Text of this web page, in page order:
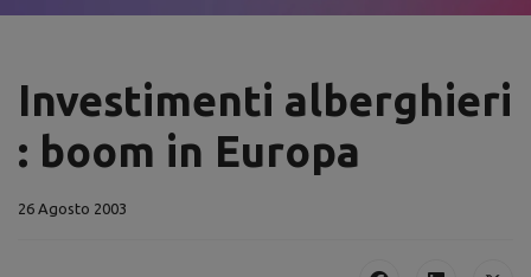
Investimenti alberghieri
: boom in Europa
26 Agosto 2003